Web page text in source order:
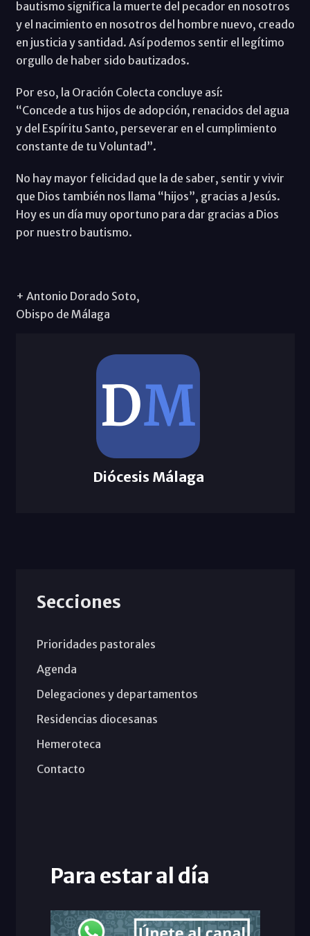
bautismo significa la muerte del pecador en nosotros
y el nacimiento en nosotros del hombre nuevo, creado
en justicia y santidad. Así podemos sentir el legítimo
orgullo de haber sido bautizados.
Por eso, la Oración Colecta concluye así:
“Concede a tus hijos de adopción, renacidos del agua
y del Espíritu Santo, perseverar en el cumplimiento
constante de tu Voluntad”.
No hay mayor felicidad que la de saber, sentir y vivir
que Dios también nos llama “hijos”, gracias a Jesús.
Hoy es un día muy oportuno para dar gracias a Dios
por nuestro bautismo.
+ Antonio Dorado Soto,
Obispo de Málaga
Diócesis Málaga
Secciones
Prioridades pastorales
Agenda
Delegaciones y departamentos
Residencias diocesanas
Hemeroteca
Contacto
Para estar al día